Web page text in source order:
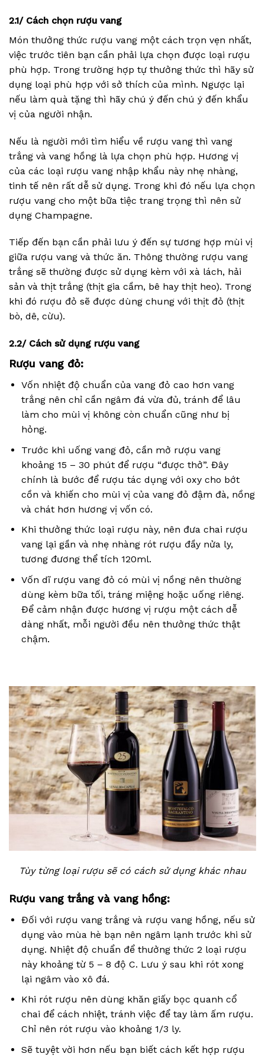
2.1/ Cách chọn rượu vang
Món thưởng thức rượu vang một cách trọn vẹn nhất,
việc trước tiên bạn cần phải lựa chọn được loại rượu
phù hợp. Trong trường hợp tự thưởng thức thì hãy sử
dụng loại phù hợp với sở thích của mình. Ngược lại
nếu làm quà tặng thì hãy chú ý đến chú ý đến khẩu
vị của người nhận.
Nếu là người mới tìm hiểu về rượu vang thì vang
trắng và vang hồng là lựa chọn phù hợp. Hương vị
của các loại rượu vang nhập khẩu này nhẹ nhàng,
tinh tế nên rất dễ sử dụng. Trong khi đó nếu lựa chọn
rượu vang cho một bữa tiệc trang trọng thì nên sử
dụng Champagne.
Tiếp đến bạn cần phải lưu ý đến sự tương hợp mùi vị
giữa rượu vang và thức ăn. Thông thường rượu vang
trắng sẽ thường được sử dụng kèm với xà lách, hải
sản và thịt trắng (thịt gia cầm, bê hay thịt heo). Trong
khi đó rượu đỏ sẽ được dùng chung với thịt đỏ (thịt
bò, dê, cừu).
2.2/ Cách sử dụng rượu vang
Rượu vang đỏ:
Vốn nhiệt độ chuẩn của vang đỏ cao hơn vang
trắng nên chỉ cần ngâm đá vừa đủ, tránh để lâu
làm cho mùi vị không còn chuẩn cũng như bị
hỏng.
Trước khi uống vang đỏ, cần mở rượu vang
khoảng 15 – 30 phút để rượu “được thở”. Đây
chính là bước để rượu tác dụng với oxy cho bớt
cồn và khiến cho mùi vị của vang đỏ đậm đà, nồng
và chát hơn hương vị vốn có.
Khi thưởng thức loại rượu này, nên đưa chai rượu
vang lại gần và nhẹ nhàng rót rượu đầy nửa ly,
tương đương thể tích 120ml.
Vốn dĩ rượu vang đỏ có mùi vị nồng nên thường
dùng kèm bữa tối, tráng miệng hoặc uống riêng.
Để cảm nhận được hương vị rượu một cách dễ
dàng nhất, mỗi người đều nên thưởng thức thật
chậm.
Tùy từng loại rượu sẽ có cách sử dụng khác nhau
Rượu vang trắng và vang hồng:
Đối với rượu vang trắng và rượu vang hồng, nếu sử
dụng vào mùa hè bạn nên ngâm lạnh trước khi sử
dụng. Nhiệt độ chuẩn để thưởng thức 2 loại rượu
này khoảng từ 5 – 8 độ C. Lưu ý sau khi rót xong
lại ngâm vào xô đá.
Khi rót rượu nên dùng khăn giấy bọc quanh cổ
chai để cách nhiệt, tránh việc để tay làm ấm rượu.
Chỉ nên rót rượu vào khoảng 1/3 ly.
Sẽ tuyệt vời hơn nếu bạn biết cách kết hợp rượu